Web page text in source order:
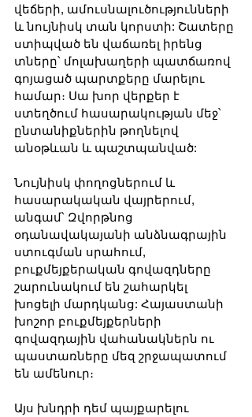
վեճերի, ամուսնալուծությունների
և նույնիսկ տան կորստի: Շատերը
ստիպված են վաճառել իրենց
տները՝ մոլախաղերի պատճառով
գոյացած պարտքերը մարելու
համար։ Սա խոր վերքեր է
ստեղծում հասարակության մեջ՝
ընտանիքներին թողնելով
անօթևան և պաշտպանված:
Նույնիսկ փողոցներում և
հասարակական վայրերում,
անգամ՝ Զվորթնոց
օդանավակայանի անձնագրային
ստուգման սրահում,
բուքմեյքերական գովազդները
շարունակում են շահարկել
խոցելի մարդկանց: Հայաստանի
խոշոր բուքմեյքերների
գովազդային վահանակներն ու
պաստառները մեզ շրջապատում
են ամենուր։
Այս խնդրի դեմ պայքարելու